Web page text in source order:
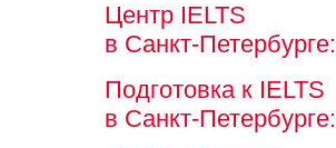
Центр IELTS
в Санкт-Петербурге:
Подготовка к IELTS
в Санкт-Петербурге: